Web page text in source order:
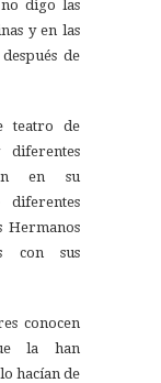
digo las
y en las
de
teatro de
en su
diferentes
Hermanos
con sus
conocen
la han
hacían de